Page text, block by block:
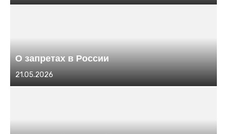
в
О запретах в России
Размещено
в
21.05.2026